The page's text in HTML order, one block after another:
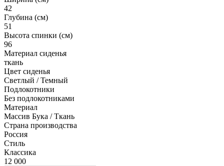
42
Глубина (см)
51
Высота спинки (см)
96
Материал сиденья
ткань
Цвет сиденья
Светлый / Темный
Подлокотники
Без подлокотниками
Материал
Массив Бука / Ткань
Страна производства
Россия
Стиль
Классика
12 000